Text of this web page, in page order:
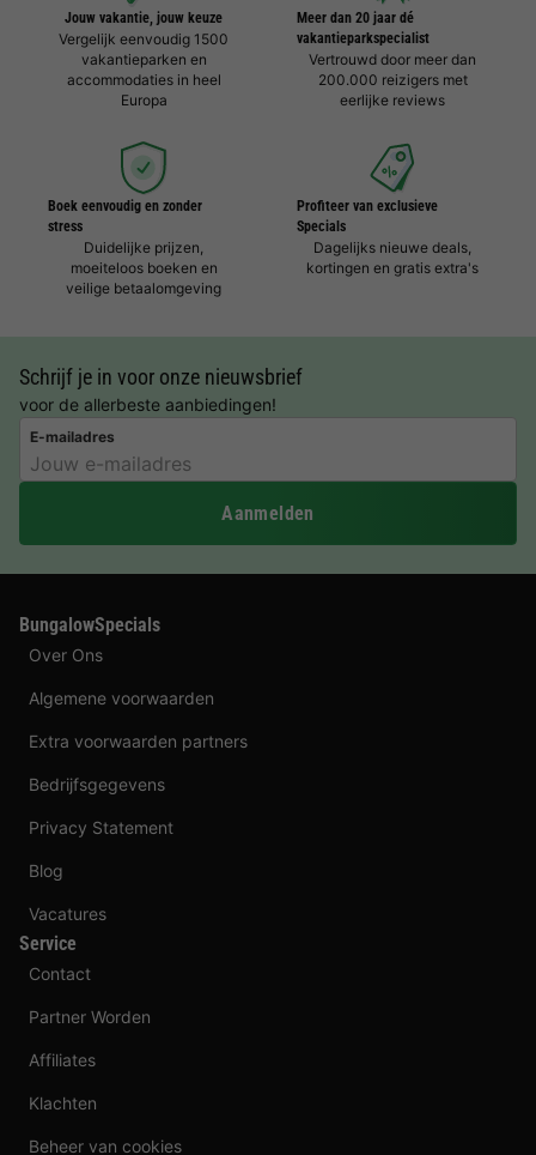
Jouw vakantie, jouw keuze
Vergelijk eenvoudig 1500
vakantieparken en
accommodaties in heel
Europa
Meer dan 20 jaar dé
vakantieparkspecialist
Vertrouwd door meer dan
200.000 reizigers met
eerlijke reviews
Boek eenvoudig en zonder
stress
Duidelijke prijzen,
moeiteloos boeken en
veilige betaalomgeving
Profiteer van exclusieve
Specials
Dagelijks nieuwe deals,
kortingen en gratis extra's
Schrijf je in voor onze nieuwsbrief
voor de allerbeste aanbiedingen!
E-mailadres
Aanmelden
BungalowSpecials
Over Ons
Algemene voorwaarden
Extra voorwaarden partners
Bedrijfsgegevens
Privacy Statement
Blog
Vacatures
Service
Contact
Partner Worden
Affiliates
Klachten
Beheer van cookies